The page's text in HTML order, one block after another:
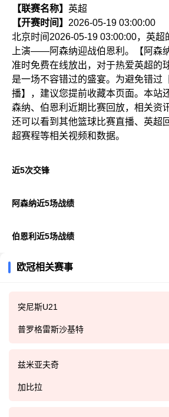
【联赛名称】 英超
【开赛时间】 2026-05-19 03:00:00
北京时间2026-05-19 03:00:00，英超
上演——阿森纳迎战伯恩利。【阿森
准时免费在线放出，对于热爱英超的
是一场不容错过的盛宴。为避免错过
播】，建议您提前收藏本页面。本站
森纳、伯恩利近期比赛回放，相关资
还可以看到其他篮球比赛直播、英超
超赛程等相关视频和数据。
近5次交锋
阿森纳近5场战绩
伯恩利近5场战绩
欧冠相关赛事
突尼斯U21
普罗格雷斯沙基特
兹米亚夫奇
加比拉